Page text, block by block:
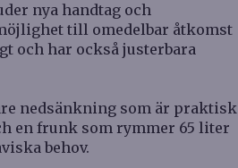
nya handtag och
till omedelbar åtkomst
och har också justerbara
nedsänkning som är praktisk
en frunk som rymmer 65 liter
behov.